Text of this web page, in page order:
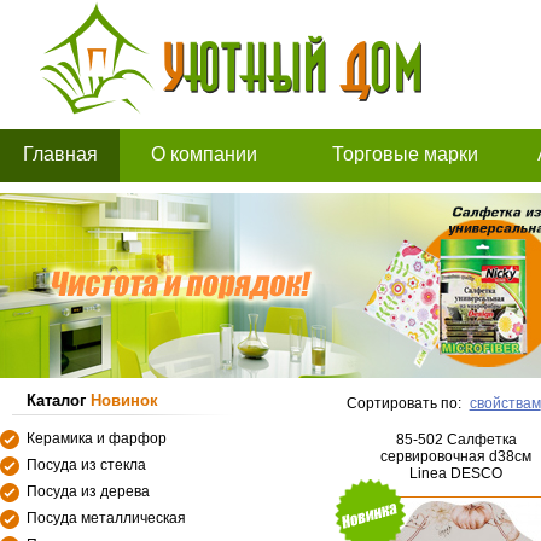
Главная О компании Торговые марки
Каталог Новинок
Керамика и фарфор
Посуда из стекла
Посуда из дерева
Посуда металлическая
Сортировать по: свойствам
85-502 Салфетка
сервировочная d38см
Linea DESCO